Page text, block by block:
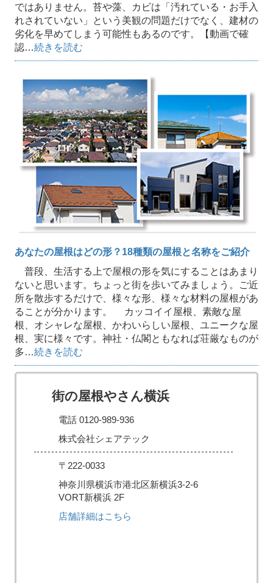
ではありません。苔や藻、カビは「汚れている・お手入
れされていない」という美観の問題だけでなく、建材の
劣化を早めてしまう可能性もあるのです。【動画で確
認…続きを読む
あなたの屋根はどの形？18種類の屋根と名称をご紹介
普段、生活する上で屋根の形を気にすることはあまり
ないと思います。ちょっと街を歩いてみましょう。ご近
所を散歩するだけで、様々な形、様々な材料の屋根があ
ることが分かります。 カッコイイ屋根、素敵な屋
根、オシャレな屋根、かわいらしい屋根、ユニークな屋
根、実に様々です。神社・仏閣ともなれば荘厳なものが
多…続きを読む
街の屋根やさん横浜
電話 0120-989-936
株式会社シェアテック
〒222-0033
神奈川県横浜市港北区新横浜3-2-6
VORT新横浜 2F
店舗詳細はこちら